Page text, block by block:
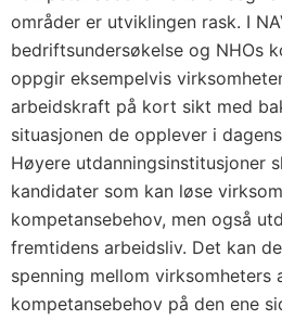
områder er utviklingen rask. I
bedriftsundersøkelse og NHOs
oppgir eksempelvis
arbeidskraft på kort sikt med
situasjonen de opplever i
Høyere utdanningsinstitusjoner
kandidater som kan løse
kompetansebehov, men også
fremtidens arbeidsliv. Det kan
spenning mellom virksomheters
kompetansebehov på den ene